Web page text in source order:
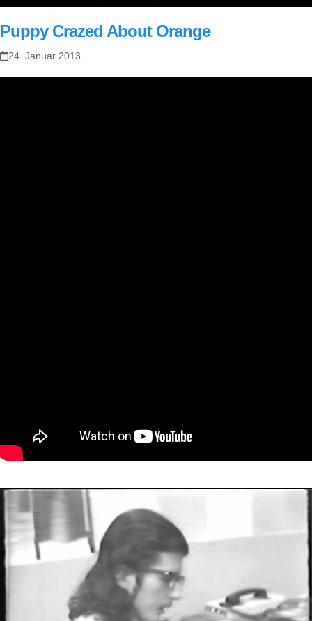
Puppy Crazed About Orange
24. Januar 2013